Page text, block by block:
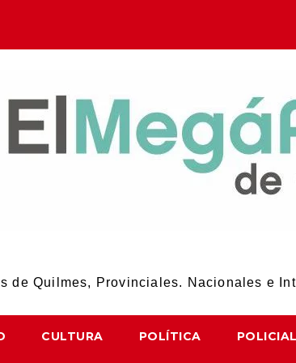
de Quilmes, Provinciales. Nacionales e
CULTURA POLÍTICA